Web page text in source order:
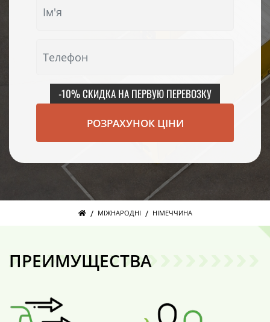
-10% СКИДКА НА ПЕРВУЮ ПЕРЕВОЗКУ
РОЗРАХУНОК ЦІНИ
/ МІЖНАРОДНІ / НІМЕЧЧИНА
ПРЕИМУЩЕСТВА